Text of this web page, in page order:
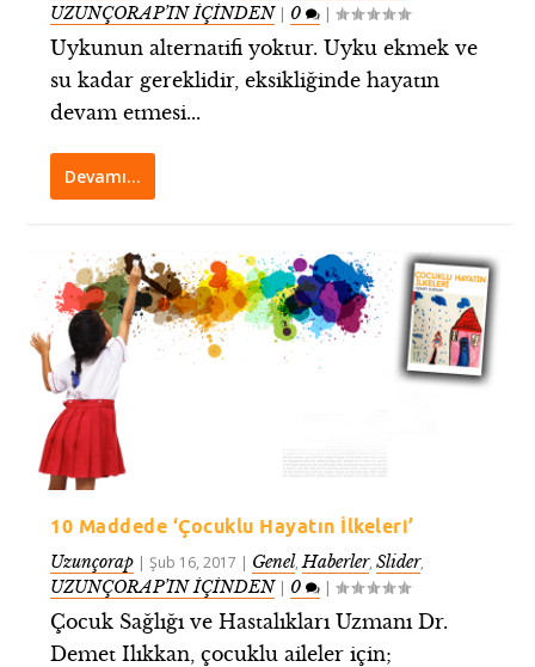
UZUNÇORAP’IN İÇİNDEN 0 |
Uykunun alternatifi yoktur. Uyku ekmek ve
su kadar gereklidir, eksikliğinde hayatın
devam etmesi...
Devamı…
10 Maddede ‘Çocuklu Hayatın İlkeleri’
Uzunçorap |Şub 16, 2017 | Genel,Haberler,Slider,
UZUNÇORAP’IN İÇİNDEN| 0 |
Çocuk Sağlığı ve Hastalıkları Uzmanı Dr.
Demet Ilıkkan, çocuklu aileler için;